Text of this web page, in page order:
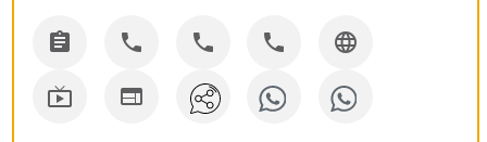
    
 